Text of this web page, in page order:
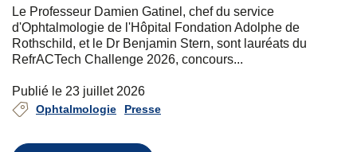
Le Professeur Damien Gatinel, chef du service
d'Ophtalmologie de l'Hôpital Fondation Adolphe de
Rothschild, et le Dr Benjamin Stern, sont lauréats du
RefrACTech Challenge 2026, concours...
Publié le 23 juillet 2026
Ophtalmologie Presse